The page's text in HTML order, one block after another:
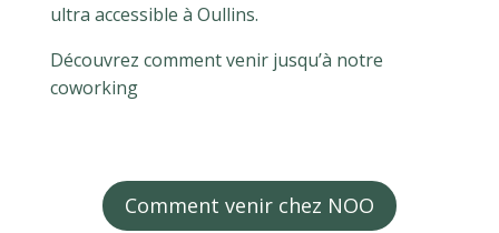
ultra accessible à Oullins.
Découvrez comment venir jusqu’à notre
coworking
Comment venir chez NOO